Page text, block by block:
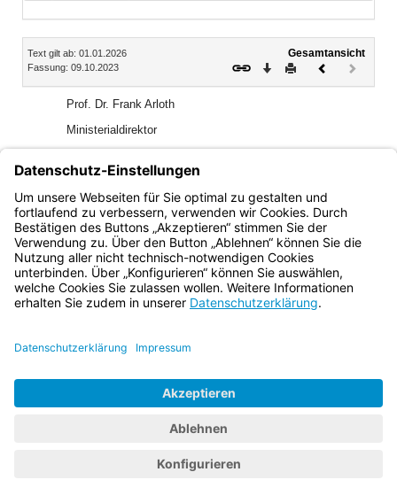
Inhalt
Text gilt ab: 01.01.2026
Fassung: 09.10.2023
Gesamtansicht
Download
DruckenVorheriges
Prof. Dr. Frank Arloth
Ministerialdirektor
BayernPortal
Datenschutz
Impressum
Barrierefreiheit
Kontakt